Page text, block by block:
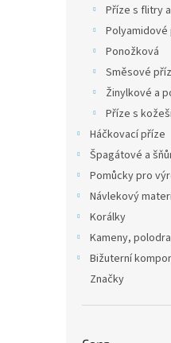
Příze s flitry
Polyamidové
Ponožková
Směsové
Žinylkové a
Příze s
Háčkovací příze
Špagátové a
Pomůcky pro
Návlekový
Korálky
Kameny,
Bižuterní
Značky